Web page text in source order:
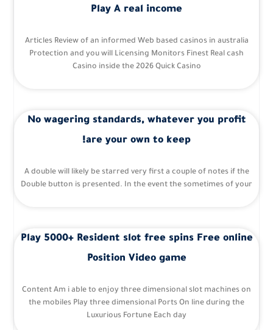
Play A real income
Articles Review of an informed Web based casinos in australia
Protection and you will Licensing Monitors Finest Real cash
Casino inside the 2026 Quick Casino
No wagering standards, whatever you profit
are your own to keep!
A double will likely be starred very first a couple of notes if the
Double button is presented. In the event the sometimes of your
Play 5000+ Resident slot free spins Free online
Position Video game
Content Am i able to enjoy three dimensional slot machines on
the mobiles Play three dimensional Ports On line during the
Luxurious Fortune Each day